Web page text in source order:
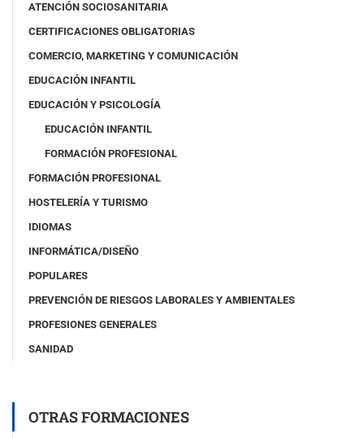
ATENCIÓN SOCIOSANITARIA
CERTIFICACIONES OBLIGATORIAS
COMERCIO, MARKETING Y COMUNICACIÓN
EDUCACIÓN INFANTIL
EDUCACIÓN Y PSICOLOGÍA
EDUCACIÓN INFANTIL
FORMACIÓN PROFESIONAL
FORMACIÓN PROFESIONAL
HOSTELERÍA Y TURISMO
IDIOMAS
INFORMÁTICA/DISEÑO
POPULARES
PREVENCIÓN DE RIESGOS LABORALES Y AMBIENTALES
PROFESIONES GENERALES
SANIDAD
OTRAS FORMACIONES